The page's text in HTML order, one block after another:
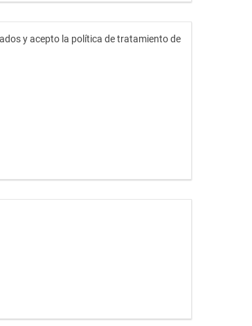
y acepto la política de tratamiento de